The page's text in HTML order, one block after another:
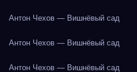
Антон Чехов — Вишнёвый сад
Антон Чехов — Вишнёвый сад
Антон Чехов — Вишнёвый сад